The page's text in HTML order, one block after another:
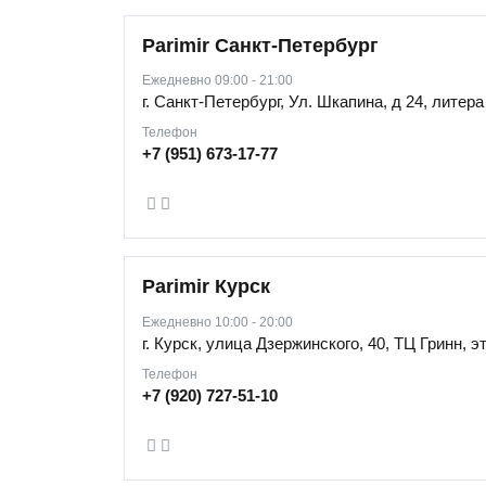
Parimir Санкт-Петербург
Ежедневно 09:00 - 21:00
г. Санкт-Петербург, Ул. Шкапина, д 24,
Телефон
+7 (951) 673-17-77
Parimir Курск
Ежедневно 10:00 - 20:00
г. Курск, улица Дзержинского, 40, ТЦ Гринн,
Телефон
+7 (920) 727-51-10